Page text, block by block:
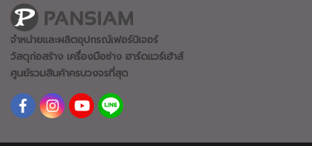
จำหน่ายและผลิตอุปกรณ์เฟอร์นิเจอร์
วัสดุก่อสร้าง เครื่องมือช่าง ฮาร์ดแวร์เฮ้าส์
ศูนย์รวมสินค้าครบวงจรที่สุด